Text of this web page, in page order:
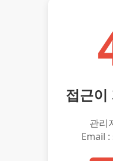
접근이
관리
Email